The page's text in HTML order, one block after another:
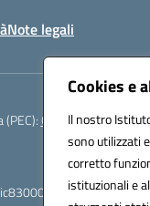
Cookies e
Il nostro
sono utilizzati
corretto
istituzionali e
Note legali